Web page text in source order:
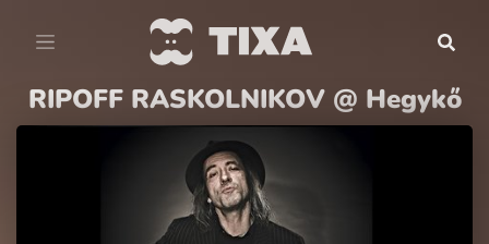
RIPOFF RASKOLNIKOV @ Hegykő